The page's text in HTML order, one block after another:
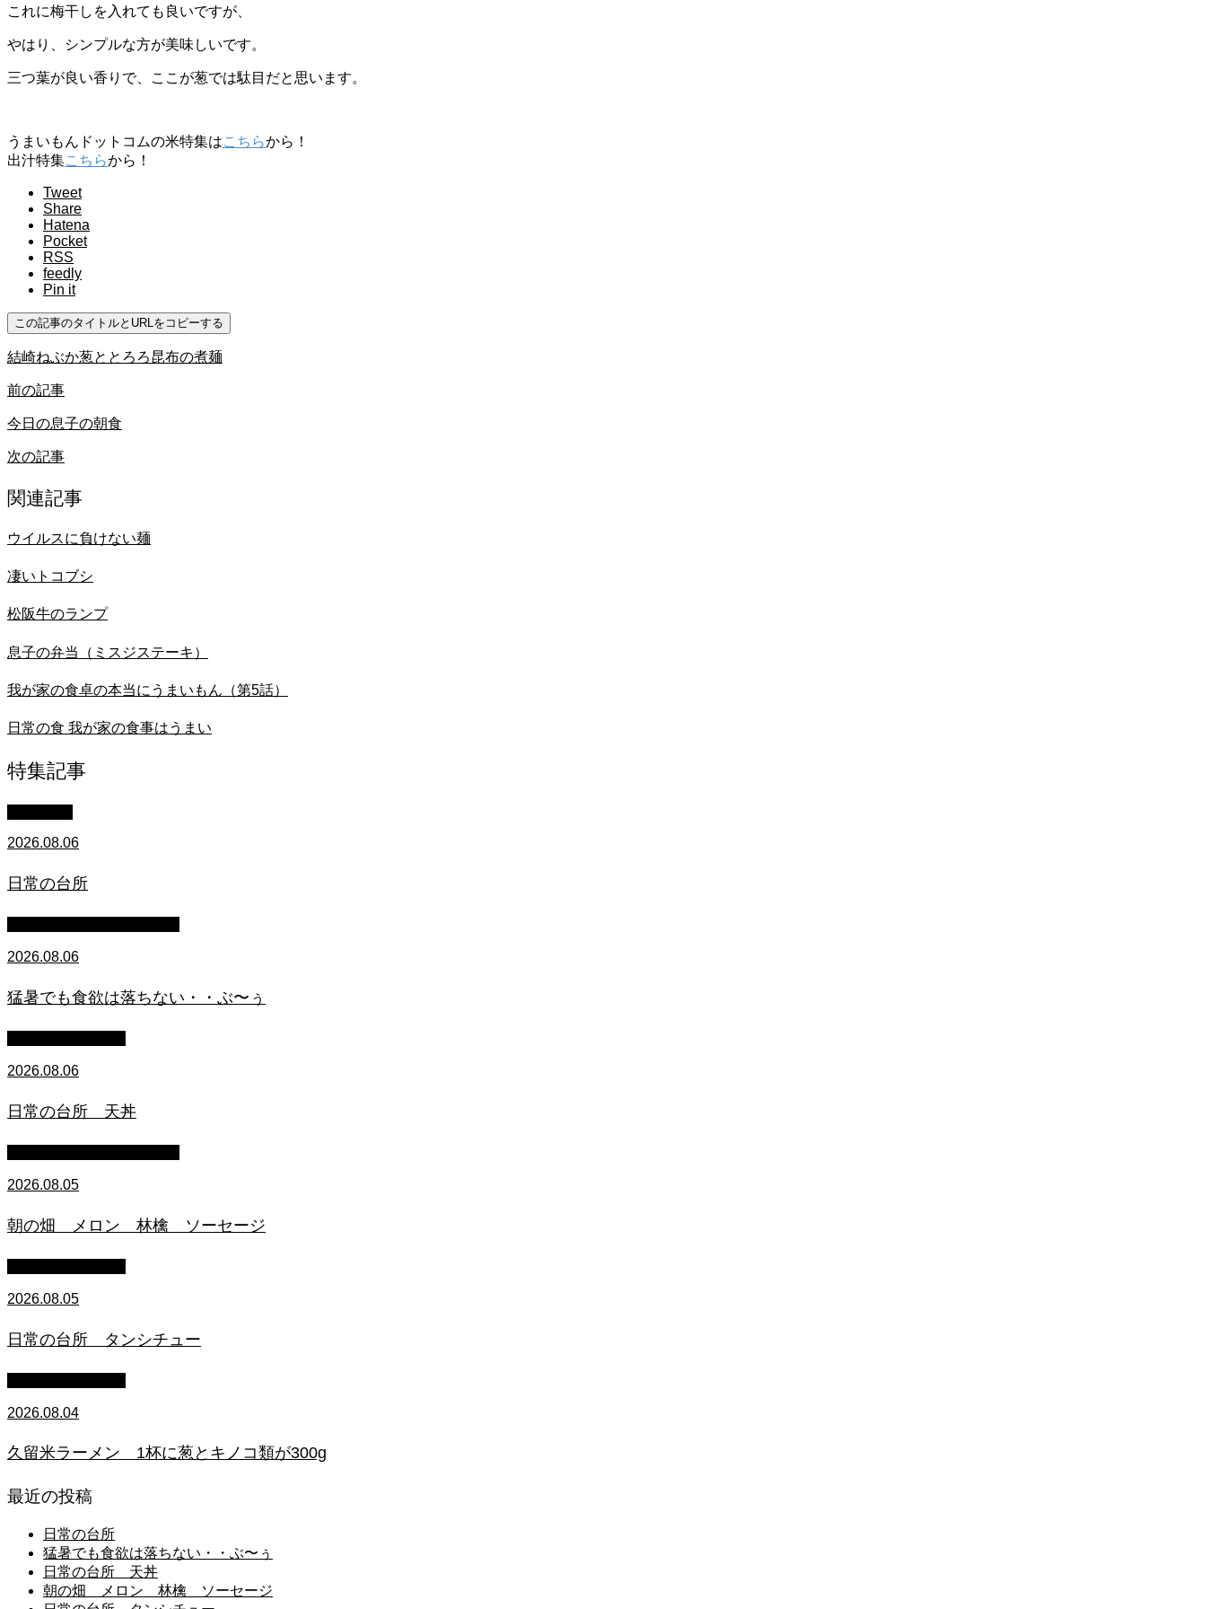
これに梅干しを入れても良いですが、
やはり、シンプルな方が美味しいです。
三つ葉が良い香りで、ここが葱では駄目だと思います。
うまいもんドットコムの米特集はこちらから！
出汁特集こちらから！
Tweet
Share
Hatena
Pocket
RSS
feedly
Pin it
この記事のタイトルとURLをコピーする
結崎ねぶか葱ととろろ​昆布の煮麺
前の記事
今日の息子の朝食
次の記事
関連記事
ウイルスに負けない麺
凄いトコブシ
松阪牛のランプ
息子の弁当（ミスジステーキ）
我が家の食卓の本当にうまいもん（第5話）
日常の食 我が家の食事はうまい
特集記事
2026.08.06
日常の台所
2026.08.06
猛暑でも食欲は落ちない・・ぶ〜ぅ
2026.08.06
日常の台所 天丼
2026.08.05
朝の畑 メロン 林檎 ソーセージ
2026.08.05
日常の台所 タンシチュー
2026.08.04
久留米ラーメン 1杯に葱とキノコ類が300g
最近の投稿
日常の台所
猛暑でも食欲は落ちない・・ぶ〜ぅ
日常の台所 天丼
朝の畑 メロン 林檎 ソーセージ